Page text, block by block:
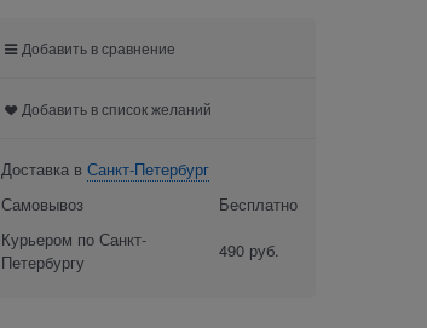
Добавить в сравнение
Добавить в список желаний
Доставка в Санкт-Петербург
Самовывоз
Бесплатно
Курьером по Санкт-
Петербургу
490 руб.